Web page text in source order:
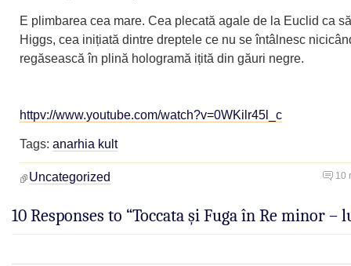
E plimbarea cea mare. Cea plecată agale de la Euclid ca
Higgs, cea inițiată dintre dreptele ce nu se întâlnesc
regăsească în plină hologramă ițită din găuri negre.
httpv://www.youtube.com/watch?v=0WKilr45l_c
Tags: anarhia kult
10
Uncategorized
10 Responses to “Toccata și Fuga în Re minor –